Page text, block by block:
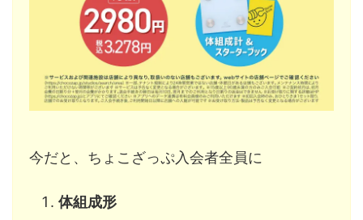
今だと、ちょこざっぷ入会者全員に
体組成形